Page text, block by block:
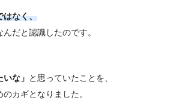
はなく、
んだと認識したのです。
いな」 と思っていたことを、
カギとなりました。